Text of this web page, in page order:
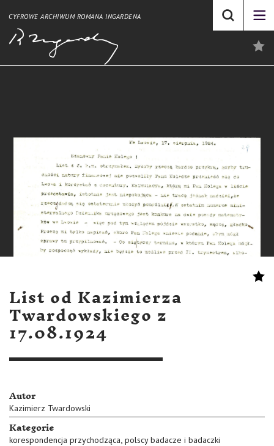
CYFROWE ARCHIWUM ROMANA INGARDENA
List od Kazimierza
Twardowskiego z
17.08.1924
Autor
Kazimierz Twardowski
Kategorie
korespondencja przychodząca, polscy badacze i badaczki